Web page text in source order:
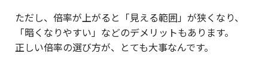
ただし、倍率が上がると「見える範囲」が狭くなり、
「暗くなりやすい」などのデメリットもあります。
正しい倍率の選び方が、とても大事なんです。